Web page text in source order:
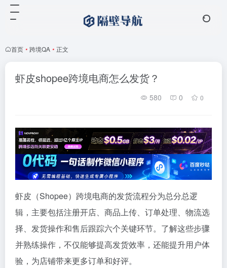
首页 • 跨境QA • 正文
虾皮shopee跨境电商怎么发货？
580 0 0
虾皮（Shopee）跨境电商的发货流程分为总分总逻
辑，主要包括注册开店、商品上传、订单处理、物流选
择、发货操作和售后跟踪六个关键环节。了解这些步骤
并熟练操作，不仅能够提高发货效率，还能提升用户体
验，为店铺带来更多订单和好评。